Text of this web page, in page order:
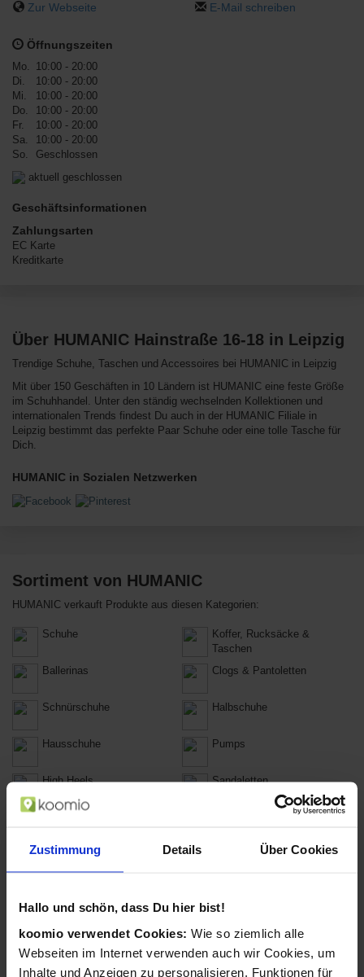
Zustimmung Details Über Cookies
Hallo und schön, dass Du hier bist!
koomio verwendet Cookies: Wie so ziemlich alle
Webseiten im Internet verwenden auch wir Cookies, um
Inhalte und Anzeigen zu personalisieren, Funktionen für
Zur Webseite E-Mail schreiben
Öffnungszeiten
Mo.
10:00 - 20:00
Di.
10:00 - 20:00
Mi.
10:00 - 20:00
Do.
10:00 - 20:00
Fr.
10:00 - 20:00
Sa.
10:00 - 20:00
So.
Geschlossen
aktuell geschlossen
Geschäftsinformationen
Zahlungsarten
EC Karte
Kreditkarte
Über HUMANIC Hainstraße 16-18 in Leipzig
Trendige Schuhe, Taschen und Accessoires bei HUMANIC in Leipzig
Mit über 150 Geschäften in 10 Ländern ist HUMANIC eine feste Größe
im Schuhhandel. Unter den ständig wechselnden Kollektionen und
internationalen Trends findest Du auch in der HUMANIC Filiale in
Leipzig bestimmt das perfekte Paar Schuhe oder eine tolle Tasche für
Dich.
HUMANIC in Sozialen Netzwerken
Sortiment von HUMANIC
HUMANIC verkauft Produkte aus diesen Kategorien:
Schuhe
Koffer, Rucksäcke &
Taschen
Ballerinas
Clogs & Pantoletten
Schnürschuhe Halbschuhe
Hausschuhe Pumps
High Heels Sandaletten
Schuhzubehör & Pflege
Sneakers Sportschuhe
Pantoletten Outdoor-Schuhe